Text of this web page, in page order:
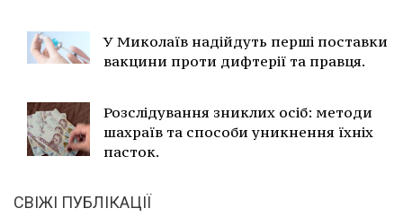
У Миколаїв надійдуть перші поставки
вакцини проти дифтерії та правця.
Розслідування зниклих осіб: методи
шахраїв та способи уникнення їхніх
пасток.
СВІЖІ ПУБЛІКАЦІЇ